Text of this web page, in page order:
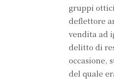
gruppi
deflettore
vendita ad
delitto di
occasione,
del quale